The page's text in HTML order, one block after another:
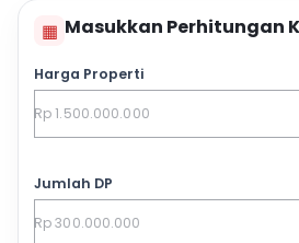
▦ Masukkan Perhitungan
Harga Properti
Jumlah DP